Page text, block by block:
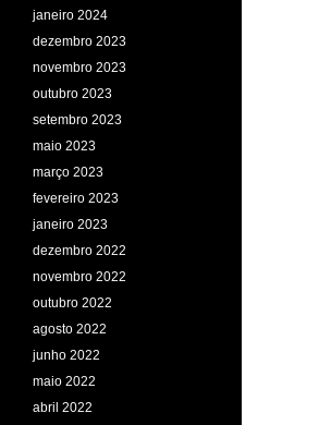
janeiro 2024
dezembro 2023
novembro 2023
outubro 2023
setembro 2023
maio 2023
março 2023
fevereiro 2023
janeiro 2023
dezembro 2022
novembro 2022
outubro 2022
agosto 2022
junho 2022
maio 2022
abril 2022